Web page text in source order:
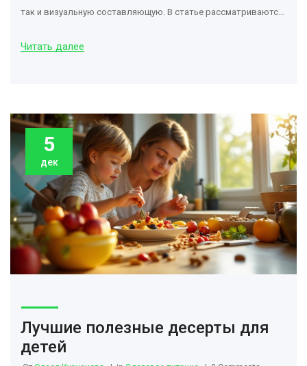
так и визуальную составляющую. В статье рассматриваются
режима и визуального баланса. Также будут предложены
Читать далее
5
дек
Лучшие полезные десерты для
детей